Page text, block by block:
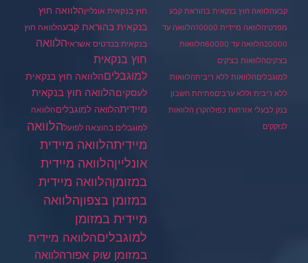
קבעהלוואה חוץ בנקאית בהוראת קבע
מפרטיהלוואה מיידית 10000
הלוואה עד
20000הלוואה עד 60000
הלוואות
בצ'קיםהלוואות בצ'קים
למוגבליםהלוואות ללא ריביתהלוואות
ללא ריבית וללא ערביםפתיחת חשבון
בנק לבעלי אזרחות כפולהקרן הלוואות
לנזקקים
חוץ בנקאית אונלייןהלוואה חוץ
בנקאית בהוראת קבעהלוואה חוץ
בנקאית בכרטיס אשראיהלוואה
חוץ בנקאית
למוגבליםהלוואה חוץ בנקאית
לעסקיםהלוואה חוץ בנקאית
מיידיתהלוואה למוגבליםהלוואה
למוגבלים בהוצאה לפועלהלוואה
מיידיתהלוואה מיידית
אונלייןהלוואה מיידית
במזומןהלוואה מיידית
במזומן בצפוןהלוואה
מיידית במזומן
למוגבליםהלוואה מיידית
במזומן שוק אפורהלוואה